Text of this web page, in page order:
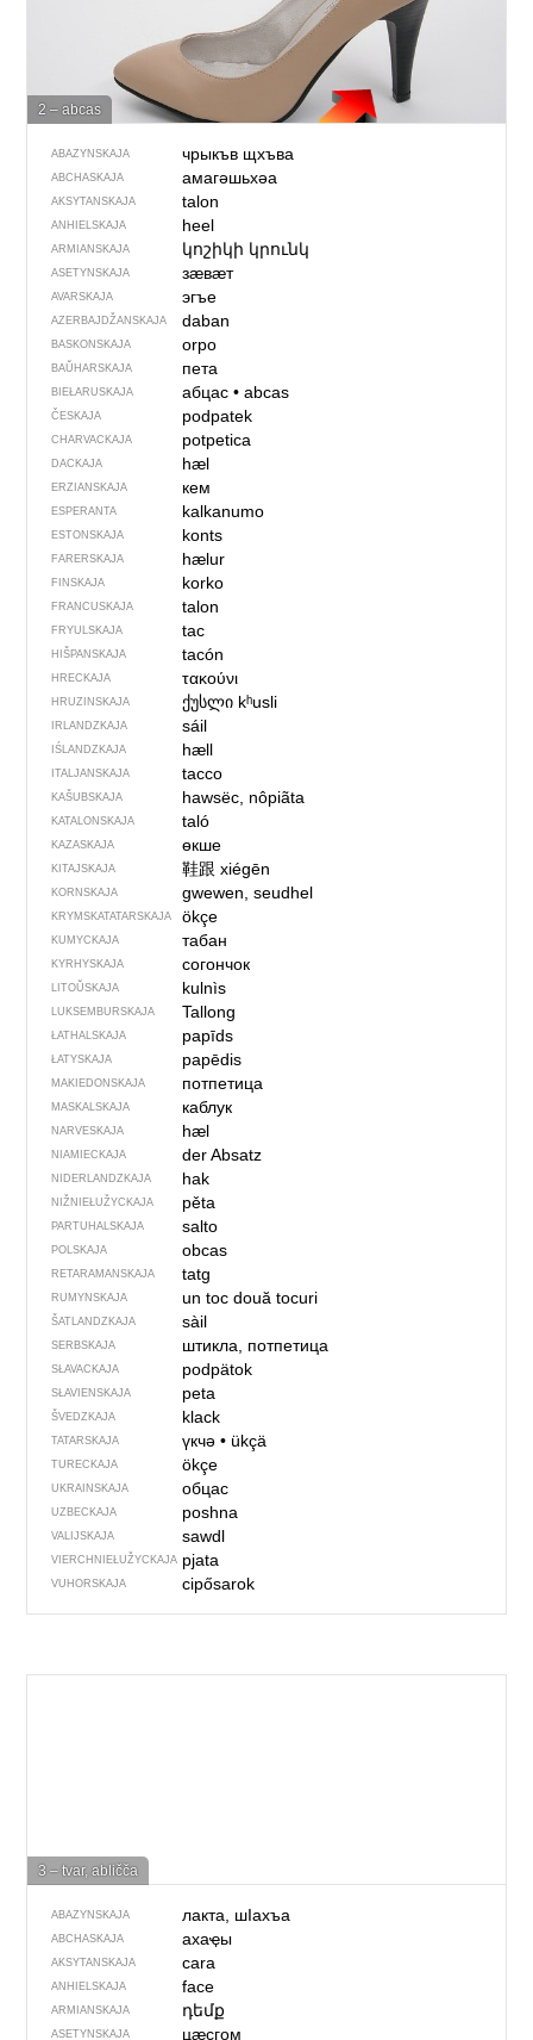
2 – abcas
ABAZYNSKAJA чрыкъв щхъва
ABCHASKAJA амагәшьхәа
AKSYTANSKAJA talon
ANHIELSKAJA heel
ARMIANSKAJA կոշիկի կրունկ
ASETYNSKAJA зӕвӕт
AVARSKAJA эгъе
AZERBAJDŽAN­SKAJA daban
BASKONSKAJA orpo
BAŬHARSKAJA пета
BIEŁARUSKAJA абцас• abcas
ČESKAJA podpatek
CHARVACKAJA potpetica
DACKAJA hæl
ERZIANSKAJA кем
ESPERANTA kalkanumo
ESTONSKAJA konts
FARERSKAJA hælur
FINSKAJA korko
FRANCUSKAJA talon
FRYULSKAJA tac
HIŠPANSKAJA tacón
HRECKAJA τακούνι
HRUZINSKAJA ქუსლი kʰusli
IRLANDZKAJA sáil
IŚLANDZKAJA hæll
ITALJANSKAJA tacco
KAŠUBSKAJA hawsëc, nôpiãta
KATALONSKAJA taló
KAZASKAJA өкше
KITAJSKAJA 鞋跟xiégēn
KORNSKAJA gwewen, seudhel
KRYMSKA­TATARSKAJA ökçe
KUMYCKAJA табан
KYRHYSKAJA согончок
LITOŬSKAJA kulnìs
LUKSEMBURSKAJA Tallong
ŁATHALSKAJA papīds
ŁATYSKAJA papēdis
MAKIEDONSKAJA потпетица
MASKALSKAJA каблук
NARVESKAJA hæl
NIAMIECKAJA der Absatz
NIDERLANDZKAJA hak
NIŽNIEŁUŽYCKAJA pěta
PARTUHALSKAJA salto
POLSKAJA obcas
RETARAMANSKAJA tatg
RUMYNSKAJA un tocdouă tocuri
ŠATLANDZKAJA sàil
SERBSKAJA штикла, потпетица
SŁAVACKAJA podpätok
SŁAVIENSKAJA peta
ŠVEDZKAJA klack
TATARSKAJA үкчә• ükçä
TURECKAJA ökçe
UKRAINSKAJA обцас
UZBECKAJA pоshnа
VALIJSKAJA sawdl
VIERCHNIE­ŁUŽYCKAJA pjata
VUHORSKAJA cipősarok
3 – tvar, abličča
ABAZYNSKAJA лакта, шIахъа
ABCHASKAJA ахаҿы
AKSYTANSKAJA cara
ANHIELSKAJA face
ARMIANSKAJA դեմք
ASETYNSKAJA цӕсгом